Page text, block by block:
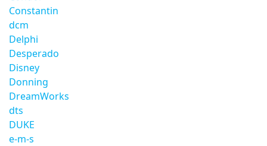
Constantin
dcm
Delphi
Desperado
Disney
Donning
DreamWorks
dts
DUKE
e-m-s